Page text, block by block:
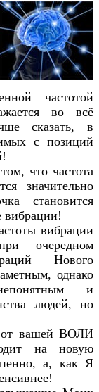
частотой
во всё
сказать, в
с позиций
что частота
значительно
становится
вибрации!
вибрации
очередном
Нового
однако
и
людей, но
вашей ВОЛИ
на новую
а, как Я